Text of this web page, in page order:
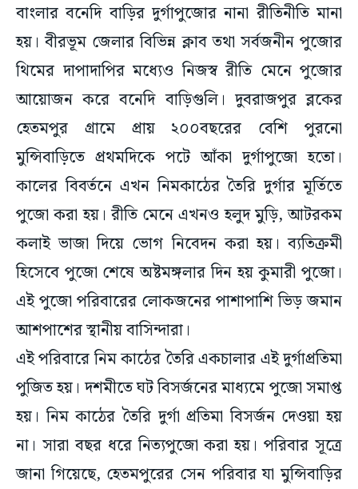
বাংলার বনেদি বাড়ির দুর্গাপুজোর নানা রীতিনীতি মানা
হয়। বীরভূম জেলার বিভিন্ন ক্লাব তথা সর্বজনীন পুজোর
থিমের দাপাদাপির মধ্যেও নিজস্ব রীতি মেনে পুজোর
আয়োজন করে বনেদি বাড়িগুলি। দুবরাজপুর ব্লকের
হেতমপুর গ্রামে প্রায় ২০০বছরের বেশি পুরনো
মুন্সিবাড়িতে প্রথমদিকে পটে আঁকা দুর্গাপুজো হতো।
কালের বিবর্তনে এখন নিমকাঠের তৈরি দুর্গার মূর্তিতে
পুজো করা হয়। রীতি মেনে এখনও হলুদ মুড়ি, আটরকম
কলাই ভাজা দিয়ে ভোগ নিবেদন করা হয়। ব্যতিক্রমী
হিসেবে পুজো শেষে অষ্টমঙ্গলার দিন হয় কুমারী পুজো।
এই পুজো পরিবারের লোকজনের পাশাপাশি ভিড় জমান
আশপাশের স্থানীয় বাসিন্দারা।
এই পরিবারে নিম কাঠের তৈরি একচালার এই দুর্গাপ্রতিমা
পুজিত হয়। দশমীতে ঘট বিসর্জনের মাধ্যমে পুজো সমাপ্ত
হয়। নিম কাঠের তৈরি দুর্গা প্রতিমা বিসর্জন দেওয়া হয়
না। সারা বছর ধরে নিত্যপুজো করা হয়। পরিবার সূত্রে
জানা গিয়েছে, হেতমপুরের সেন পরিবার যা মুন্সিবাড়ির